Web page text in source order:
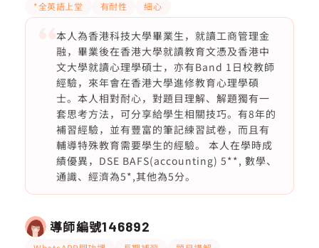
*全英語上堂 有耐性 細心
本人為香港科技大學畢業生，就讀工商管理金
融，畢業後在香港大學就讀教育文憑及香港中
文大學就讀心理學碩士，亦有Band 1日校教師
經驗，來年會在香港大學進修教育心理學碩
士。本人相對耐心，對題目理解、解題獨有一
套思考方法，可分享給學生相關技巧。有8年的
補習經驗，並有豐富的筆記練習試卷，而且有
輔導特殊教育需要學生的經驗。 本人在學時成
績優異，DSE BAFS(accounting) 5**, 數學、
通識、經濟為5*,其他為5分。
導師編號146892